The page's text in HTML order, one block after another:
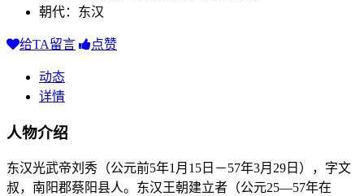
朝代：东汉
给TA留言 点赞
动态
详情
人物介绍
东汉光武帝刘秀（公元前5年1月15日－57年3月29日），字文
叔，南阳郡蔡阳县人。东汉王朝建立者（公元25—57年在